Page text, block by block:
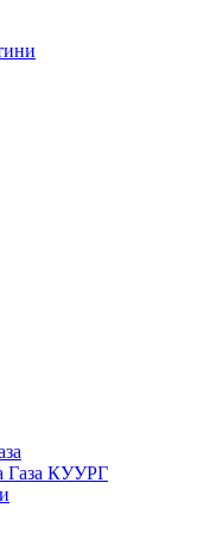
Газа КУУРГ